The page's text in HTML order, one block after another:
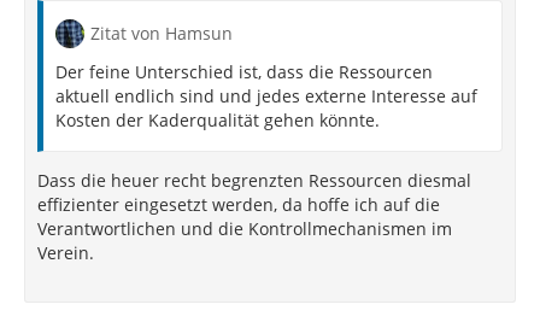
Zitat von Hamsun
Der feine Unterschied ist, dass die Ressourcen
aktuell endlich sind und jedes externe Interesse auf
Kosten der Kaderqualität gehen könnte.
Dass die heuer recht begrenzten Ressourcen diesmal
effizienter eingesetzt werden, da hoffe ich auf die
Verantwortlichen und die Kontrollmechanismen im
Verein.